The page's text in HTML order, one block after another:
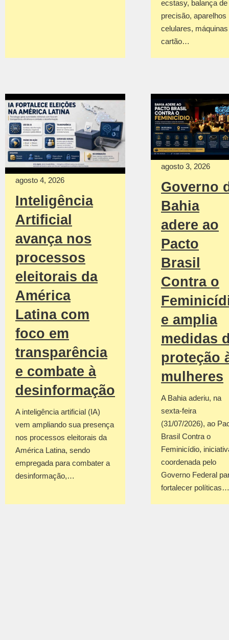
ecstasy, balança de
precisão, aparelhos
celulares,
cartão…
agosto 4, 2026
Inteligência
Artificial
avança nos
processos
eleitorais da
América
Latina com
foco em
transparência
e combate à
desinformação
A inteligência artificial (IA)
vem ampliando sua presença
nos processos eleitorais da
América Latina, sendo
empregada para combater a
desinformação,…
agosto 3, 2026
Governo
Bahia
adere ao
Pacto
Brasil
Contra o
e amplia
medidas
proteção
mulheres
A Bahia aderiu, na
sexta-feira
(31/07/2026), ao
Brasil Contra o
Feminicídio,
coordenada pelo
Governo Federal
fortalecer políticas…